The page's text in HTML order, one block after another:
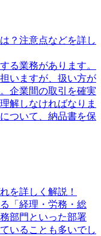
？注意点などを詳し
る業務があります。
いますが、扱い方が
企業間の取引を確実
解しなければなりま
ついて、納品書を保
を詳しく解説！
「経理・労務・総
部門といった部署
いることも多いでし